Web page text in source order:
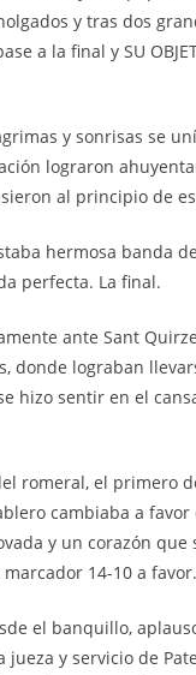
y tras dos
a la final y SU
y sonrisas se
lograron
al principio de
hermosa banda
perfecta. La final.
ante Sant
donde lograban
hizo sentir en el
romeral, el primero
cambiaba a
y un corazón
14-10 a favor.
el banquillo,
y servicio de